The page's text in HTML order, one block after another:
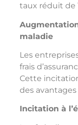
taux réduit de
maladie
Les
frais
Cette
des avantages
Incitation à